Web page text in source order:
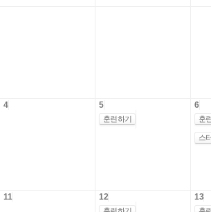
4 5
훈련하기
6
훈
스
11 12 13